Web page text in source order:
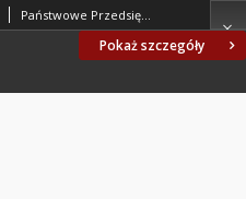
Pokaż szczegóły
Państwowe Przedsiębiorstwo Garmażeryjne. Oprac.